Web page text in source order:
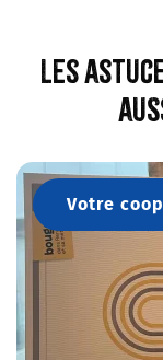
Les
Votre